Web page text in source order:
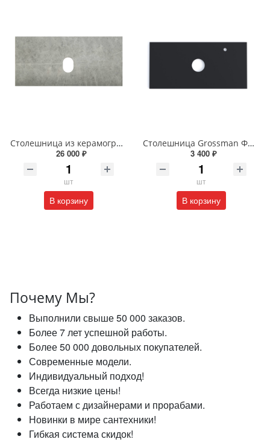
Столешница из керамогранита BelBagno 100 см KEP-90-MGL-W0 Marmo Grigio Lucido
26 000 ₽
шт
В корзину
Столешница Grossman ФЛАЙ 100 см 501002 серая
3 400 ₽
шт
В корзину
Почему Мы?
Выполнили свыше 50 000 заказов.
Более 7 лет успешной работы.
Более 50 000 довольных покупателей.
Современные модели.
Индивидуальный подход!
Всегда низкие цены!
Работаем с дизайнерами и прорабами.
Новинки в мире сантехники!
Гибкая система скидок!